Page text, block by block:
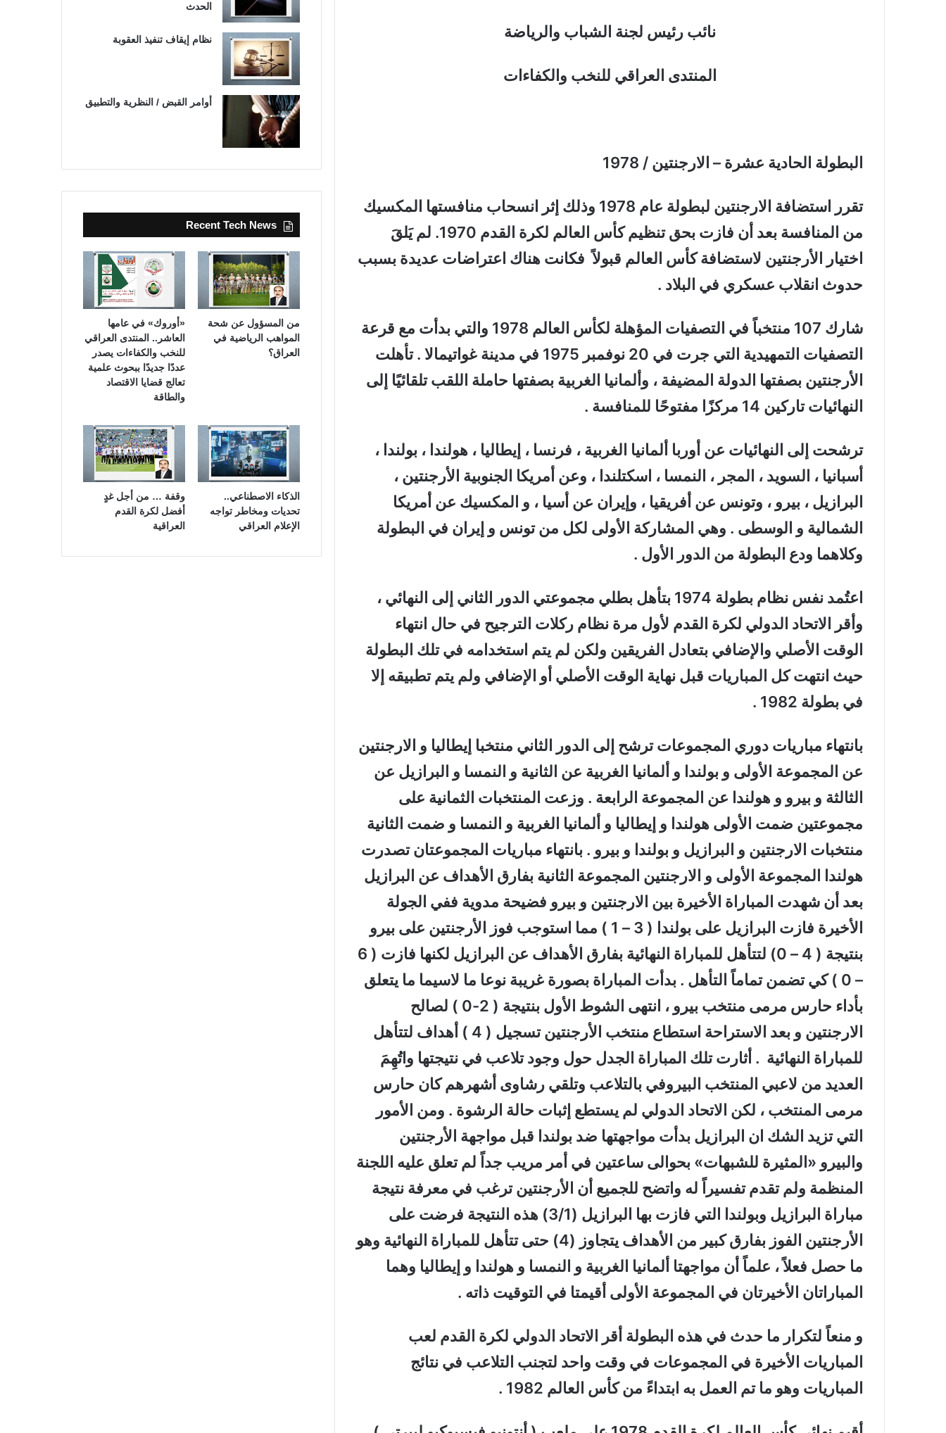
نائب رئيس لجنة الشباب والرياضة
المنتدى العراقي للنخب والكفاءات
البطولة الحادية عشرة – الارجنتين / 1978
تقرر استضافة الارجنتين لبطولة عام 1978 وذلك إثر انسحاب منافستها المكسيك
من المنافسة بعد أن فازت بحق تنظيم كأس العالم لكرة القدم 1970. لم يَلقَ
اختيار الأرجنتين لاستضافة كأس العالم قبولاً فكانت هناك اعتراضات عديدة بسبب
حدوث انقلاب عسكري في البلاد .
شارك 107 منتخباً في التصفيات المؤهلة لكأس العالم 1978 والتي بدأت مع قرعة
التصفيات التمهيدية التي جرت في 20 نوفمبر 1975 في مدينة غواتيمالا . تأهلت
الأرجنتين بصفتها الدولة المضيفة ، وألمانيا الغربية بصفتها حاملة اللقب تلقائيًا إلى
النهائيات تاركين 14 مركزًا مفتوحًا للمنافسة .
ترشحت إلى النهائيات عن أوربا ألمانيا الغربية ، فرنسا ، إيطاليا ، هولندا ، بولندا ،
أسبانيا ، السويد ، المجر ، النمسا ، اسكتلندا ، وعن أمريكا الجنوبية الأرجنتين ،
البرازيل ، بيرو ، وتونس عن أفريقيا ، وإيران عن أسيا ، و المكسيك عن أمريكا
الشمالية و الوسطى . وهي المشاركة الأولى لكل من تونس و إيران في البطولة
وكلاهما ودع البطولة من الدور الأول .
اعتُمد نفس نظام بطولة 1974 بتأهل بطلي مجموعتي الدور الثاني إلى النهائي ،
وأقر الاتحاد الدولي لكرة القدم لأول مرة نظام ركلات الترجيح في حال انتهاء
الوقت الأصلي والإضافي بتعادل الفريقين ولكن لم يتم استخدامه في تلك البطولة
حيث انتهت كل المباريات قبل نهاية الوقت الأصلي أو الإضافي ولم يتم تطبيقه إلا
في بطولة 1982 .
بانتهاء مباريات دوري المجموعات ترشح إلى الدور الثاني منتخبا إيطاليا و الارجنتين
عن المجموعة الأولى و بولندا و ألمانيا الغربية عن الثانية و النمسا و البرازيل عن
الثالثة و بيرو و هولندا عن المجموعة الرابعة . وزعت المنتخبات الثمانية على
مجموعتين ضمت الأولى هولندا و إيطاليا و ألمانيا الغربية و النمسا و ضمت الثانية
منتخبات الارجنتين و البرازيل و بولندا و بيرو . بانتهاء مباريات المجموعتان تصدرت
هولندا المجموعة الأولى و الارجنتين المجموعة الثانية بفارق الأهداف عن البرازيل
بعد أن شهدت المباراة الأخيرة بين الارجنتين و بيرو فضيحة مدوية ففي الجولة
الأخيرة فازت البرازيل على بولندا ( 3 – 1 ) مما استوجب فوز الأرجنتين على بيرو
بنتيجة ( 4 – 0) لتتأهل للمباراة النهائية بفارق الأهداف عن البرازيل لكنها فازت ( 6
– 0 ) كي تضمن تماماً التأهل . بدأت المباراة بصورة غريبة نوعا ما لاسيما ما يتعلق
بأداء حارس مرمى منتخب بيرو ، انتهى الشوط الأول بنتيجة ( 2-0 ) لصالح
الارجنتين و بعد الاستراحة استطاع منتخب الأرجنتين تسجيل ( 4 ) أهداف لتتأهل
للمباراة النهائية . أثارت تلك المباراة الجدل حول وجود تلاعب في نتيجتها واتُهِمَ
العديد من لاعبي المنتخب البيروفي بالتلاعب وتلقي رشاوى أشهرهم كان حارس
مرمى المنتخب ، لكن الاتحاد الدولي لم يستطع إثبات حالة الرشوة . ومن الأمور
التي تزيد الشك ان البرازيل بدأت مواجهتها ضد بولندا قبل مواجهة الأرجنتين
والبيرو «المثيرة للشبهات» بحوالى ساعتين في أمر مريب جداً لم تعلق عليه اللجنة
المنظمة ولم تقدم تفسيراً له واتضح للجميع أن الأرجنتين ترغب في معرفة نتيجة
مباراة البرازيل وبولندا التي فازت بها البرازيل (3/1) هذه النتيجة فرضت على
الأرجنتين الفوز بفارق كبير من الأهداف يتجاوز (4) حتى تتأهل للمباراة النهائية وهو
ما حصل فعلاً ، علماً أن مواجهتا ألمانيا الغربية و النمسا و هولندا و إيطاليا وهما
المباراتان الأخيرتان في المجموعة الأولى أقيمتا في التوقيت ذاته .
و منعاً لتكرار ما حدث في هذه البطولة أقر الاتحاد الدولي لكرة القدم لعب
المباريات الأخيرة في المجموعات في وقت واحد لتجنب التلاعب في نتائج
المباريات وهو ما تم العمل به ابتداءً من كأس العالم 1982 .
الحدث
نظام إيقاف تنفيذ العقوبة
أوامر القبض / النظرية والتطبيق
Recent Tech News
من المسؤول عن شحة
المواهب الرياضية في
العراق؟
«أوروك» في عامها
العاشر.. المنتدى العراقي
للنخب والكفاءات يصدر
عددًا جديدًا ببحوث علمية
تعالج قضايا الاقتصاد
والطاقة
الذكاء الاصطناعي..
تحديات ومخاطر تواجه
الإعلام العراقي
وقفة … من أجل غدٍ
أفضل لكرة القدم
العراقية